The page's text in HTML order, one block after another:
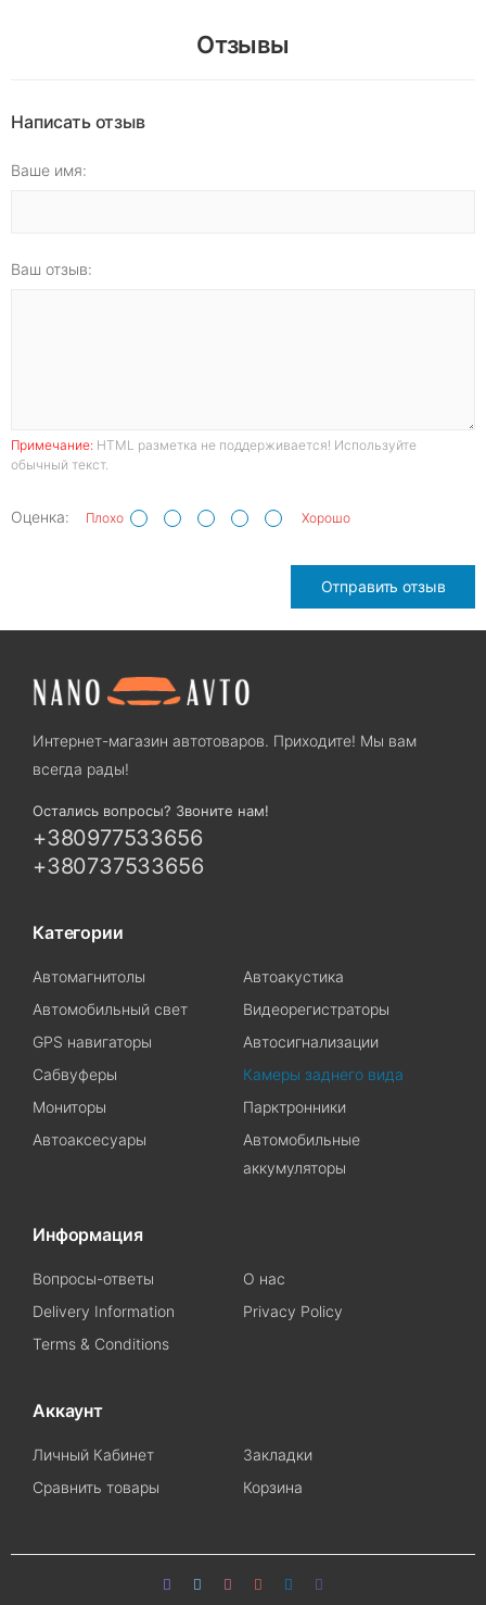
Отзывы
Написать отзыв
Ваше имя:
Ваш отзыв:
Примечание: HTML разметка не поддерживается! Используйте
обычный текст.
Оценка: Плохо Хорошо
Отправить отзыв
Интернет-магазин автотоваров. Приходите! Мы вам
всегда рады!
Остались вопросы? Звоните нам!
+380977533656
+380737533656
Категории
Автомагнитолы
Автоакустика
Автомобильный свет
Видеорегистраторы
GPS навигаторы
Автосигнализации
Сабвуферы
Камеры заднего вида
Мониторы
Парктронники
Автоаксесуары
Автомобильные
аккумуляторы
Информация
Вопросы-ответы
О нас
Delivery Information
Privacy Policy
Terms & Conditions
Аккаунт
Личный Кабинет
Закладки
Сравнить товары
Корзина